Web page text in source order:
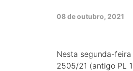
08 de outubro, 2021
Nesta segunda-
2505/21 (antigo PL